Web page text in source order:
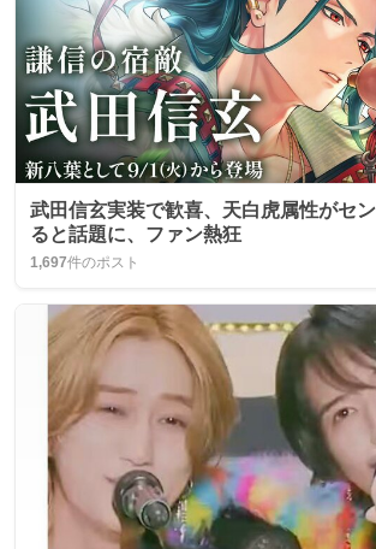
武田信玄実装で歓喜、天白虎属性がセ
ると話題に、ファン熱狂
1,697件のポスト